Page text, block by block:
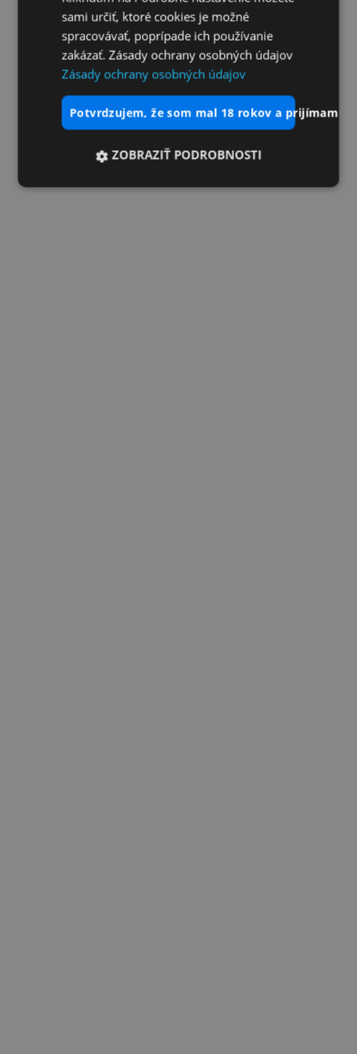
sami určiť, ktoré cookies je možné
spracovávať, poprípade ich používanie
zakázať. Zásady ochrany osobných údajov
Zásady ochrany osobných údajov
potvrdzujem, že som mal 18 rokov a prijímam
ZOBRAZIŤ PODROBNOSTI